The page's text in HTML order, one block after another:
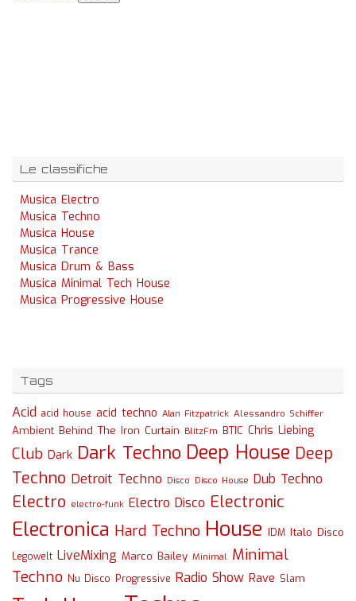
Le classifiche
Musica Electro
Musica Techno
Musica House
Musica Trance
Musica Drum & Bass
Musica Minimal Tech House
Musica Progressive House
Tags
Acid acid house acid techno Alan Fitzpatrick Alessandro Schiffer
Ambient Behind The Iron Curtain BlitzFm BTIC Chris Liebing
Club Dark Dark Techno Deep House Deep
Techno Detroit Techno Disco Disco House Dub Techno
Electro electro-funk Electro Disco Electronic
Electronica Hard Techno House IDM Italo Disco
Legowelt LiveMixing Marco Bailey Minimal Minimal
Techno Nu Disco Progressive Radio Show Rave Slam